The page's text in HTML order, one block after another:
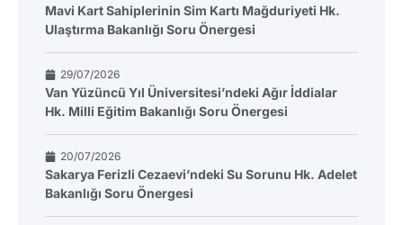
Mavi Kart Sahiplerinin Sim Kartı Mağduriyeti Hk.
Ulaştırma Bakanlığı Soru Önergesi
29/07/2026
Van Yüzüncü Yıl Üniversitesi’ndeki Ağır İddialar
Hk. Milli Eğitim Bakanlığı Soru Önergesi
20/07/2026
Sakarya Ferizli Cezaevi’ndeki Su Sorunu Hk. Adelet
Bakanlığı Soru Önergesi